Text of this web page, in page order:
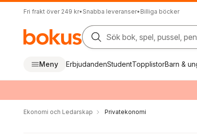
Fri frakt över 249 kr• Snabba leveranser• Billiga böcker
Sök bok, spel, pussel,
Meny ErbjudandenStudentTopplistorBarn &
Ekonomi och Ledarskap Privatekonomi